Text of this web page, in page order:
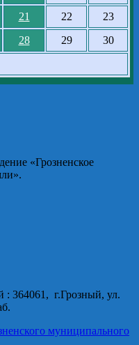
21 22
23
28 29
30
«Грозненское
: 364061, г.Грозный, ул.
муниципального